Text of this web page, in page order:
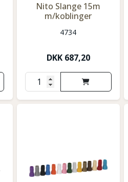
Nito Slange 15m
m/koblinger
4734
DKK 687,20